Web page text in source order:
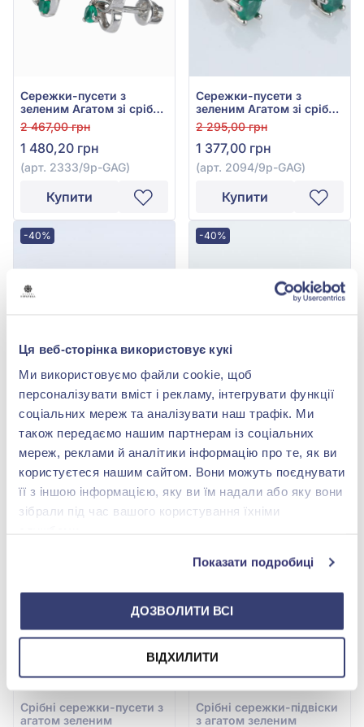
Ця веб-сторінка використовує кукі
Ми використовуємо файли cookie, щоб
персоналізувати вміст і рекламу, інтегрувати функції
соціальних мереж та аналізувати наш трафік. Ми
також передаємо нашим партнерам із соціальних
мереж, реклами й аналітики інформацію про те, як ви
користуєтеся нашим сайтом. Вони можуть поєднувати
її з іншою інформацією, яку ви їм надали або яку вони
зібрали під час вашого користування їхніми
Показати подробиці
ДОЗВОЛИТИ ВСІ
ВІДХИЛИТИ
Сережки-пусети з
зеленим Агатом зі срібла
925°, арт. 2333/9р-GAG
2 467,00 грн
1 480,20 грн
(арт. 2333/9р-GAG)
Купити
Сережки-пусети з
зеленим Агатом зі срібла
925°, арт. 2094/9p-GAG
2 295,00 грн
1 377,00 грн
(арт. 2094/9p-GAG)
Купити
-40%
Сережки-пусети з
зеленим агатом зі срібла
3 474,00 грн
2 084,40 грн
(арт. 2092/9p-GAG)
-40%
Сережки-пусети з
зеленим агатом зі срібла
925°, арт. 2119/9p-GAG
3 474,00 грн
2 084,40 грн
(арт. 2119/9p-GAG)
Купити
Срiбнi сережки-пусети з
агатом зеленим
Срiбнi сережки-підвіски
з агатом зеленим